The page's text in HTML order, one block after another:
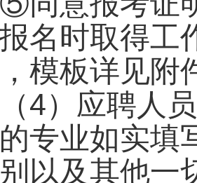
名时取得工
模板详见附
应聘人员
专业如实填
以及其他一